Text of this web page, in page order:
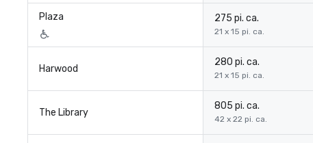
Plaza 275 pi. ca.
21 x 15 pi. ca.
Harwood
280 pi. ca.
21 x 15 pi. ca.
The Library
805 pi. ca.
42 x 22 pi. ca.